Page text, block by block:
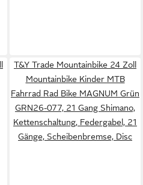
T&Y Trade Mountainbike 24 Zoll
Mountainbike Kinder MTB
Fahrrad Rad Bike MAGNUM Grün
GRN26-077, 21 Gang Shimano,
Kettenschaltung, Federgabel, 21
Gänge, Scheibenbremse, Disc